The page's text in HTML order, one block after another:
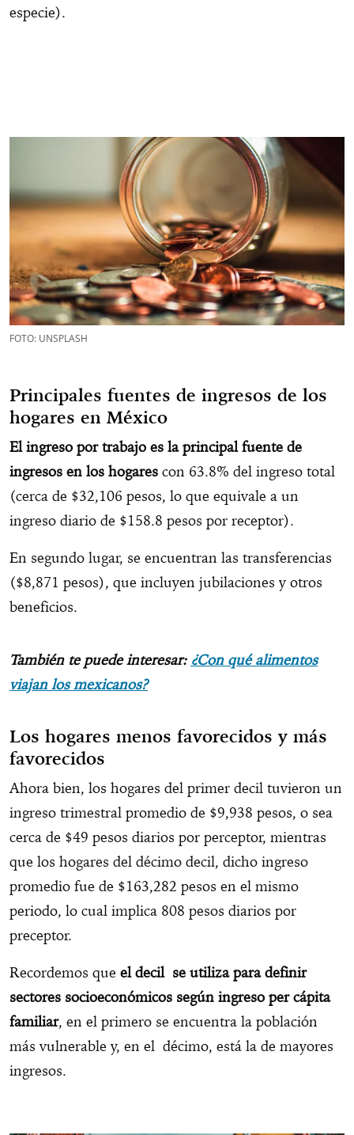
especie).
FOTO: UNSPLASH
Principales fuentes de ingresos de los
hogares en México
El ingreso por trabajo es la principal fuente de
ingresos en los hogares con 63.8% del ingreso total
(cerca de $32,106 pesos, lo que equivale a un
ingreso diario de $158.8 pesos por receptor).
En segundo lugar, se encuentran las transferencias
($8,871 pesos), que incluyen jubilaciones y otros
beneficios.
También te puede interesar: ¿Con qué alimentos
viajan los mexicanos?
Los hogares menos favorecidos y más
favorecidos
Ahora bien, los hogares del primer decil tuvieron un
ingreso trimestral promedio de $9,938 pesos, o sea
cerca de $49 pesos diarios por perceptor, mientras
que los hogares del décimo decil, dicho ingreso
promedio fue de $163,282 pesos en el mismo
periodo, lo cual implica 808 pesos diarios por
preceptor.
Recordemos que el decil se utiliza para definir
sectores socioeconómicos según ingreso per cápita
familiar, en el primero se encuentra la población
más vulnerable y, en el décimo, está la de mayores
ingresos.